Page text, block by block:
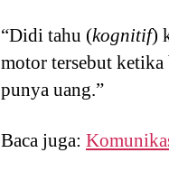
“Didi tahu (kognitif)
motor tersebut
punya uang.”
Baca juga: